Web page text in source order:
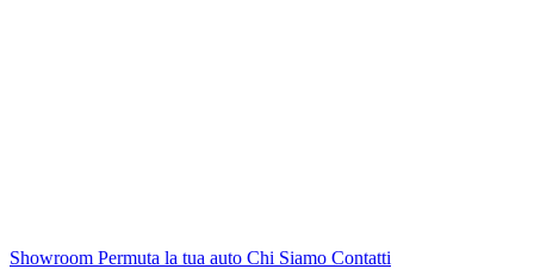
Showroom Permuta la tua auto Chi Siamo Contatti